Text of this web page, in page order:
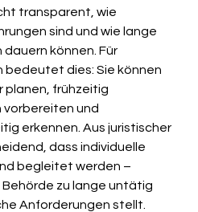
transparent, wie
sind und wie lange
können. Für
bedeutet dies: Sie können
planen, frühzeitig
und
erkennen. Aus juristischer
dass individuelle
begleitet werden –
zu lange untätig
Anforderungen stellt.